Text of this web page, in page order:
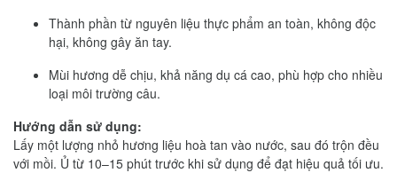
Thành phần từ nguyên liệu thực phẩm an toàn, không độc
hại, không gây ăn tay.
Mùi hương dễ chịu, khả năng dụ cá cao, phù hợp cho nhiều
loại môi trường câu.
Hướng dẫn sử dụng:
Lấy một lượng nhỏ hương liệu hoà tan vào nước, sau đó trộn đều
với mồi. Ủ từ 10–15 phút trước khi sử dụng để đạt hiệu quả tối ưu.